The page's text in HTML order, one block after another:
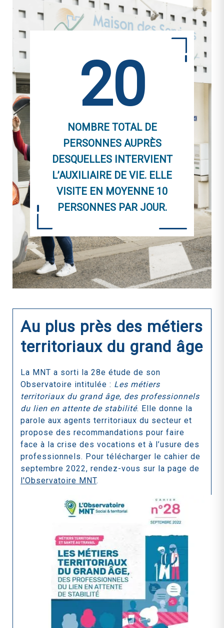
20
NOMBRE TOTAL DE
PERSONNES AUPRÈS
DESQUELLES INTERVIENT
L’AUXILIAIRE DE VIE. ELLE
VISITE EN MOYENNE 10
PERSONNES PAR JOUR.
Au plus près des métiers
territoriaux du grand âge
La MNT a sorti la 28e étude de son
Observatoire intitulée : Les métiers
territoriaux du grand âge, des professionnels
du lien en attente de stabilité. Elle donne la
parole aux agents territoriaux du secteur et
propose des recommandations pour faire
face à la crise des vocations et à l’usure des
professionnels. Pour télécharger le cahier de
septembre 2022, rendez-vous sur la page de
l'Observatoire MNT.